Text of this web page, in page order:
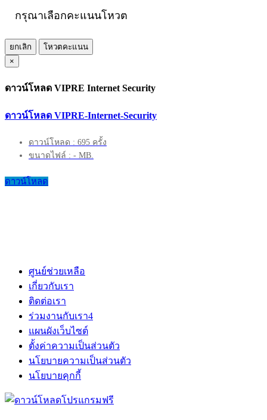
กรุณาเลือกคะแนนโหวต
ยกเลิก
โหวตคะแนน
×
ดาวน์โหลด VIPRE Internet Security
ดาวน์โหลด VIPRE-Internet-Security
ดาวน์โหลด : 695 ครั้ง
ขนาดไฟล์ : - MB.
ดาวน์โหลด
ศูนย์ช่วยเหลือ
เกี่ยวกับเรา
ติดต่อเรา
ร่วมงานกับเรา4
แผนผังเว็บไซต์
ตั้งค่าความเป็นส่วนตัว
นโยบายความเป็นส่วนตัว
นโยบายคุกกี้